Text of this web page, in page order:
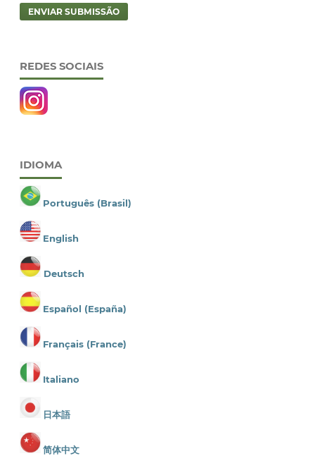
ENVIAR SUBMISSÃO
REDES SOCIAIS
IDIOMA
Português (Brasil)
English
Deutsch
Español (España)
Français (France)
Italiano
日本語
简体中文